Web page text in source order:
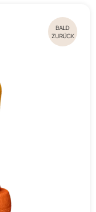
BALD
ZURÜCK